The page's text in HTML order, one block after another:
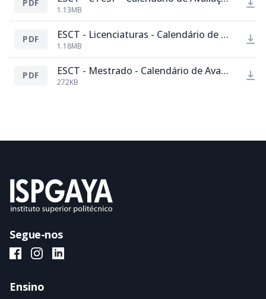
PDF
1.13MB
PDF ESCT - Licenciaturas - Calendário de Avaliações - Época Especial - setembro - 2024-2025.pdf
1.18MB
PDF ESCT - Mestrado - Calendário de Avaliações - Época Especial - setembro - 2024-2025.pdf
272KB
Segue-nos
ISPGAYA Facebook
ISPGAYA Instagram
ISPGAYA LinkedIn
Ensino